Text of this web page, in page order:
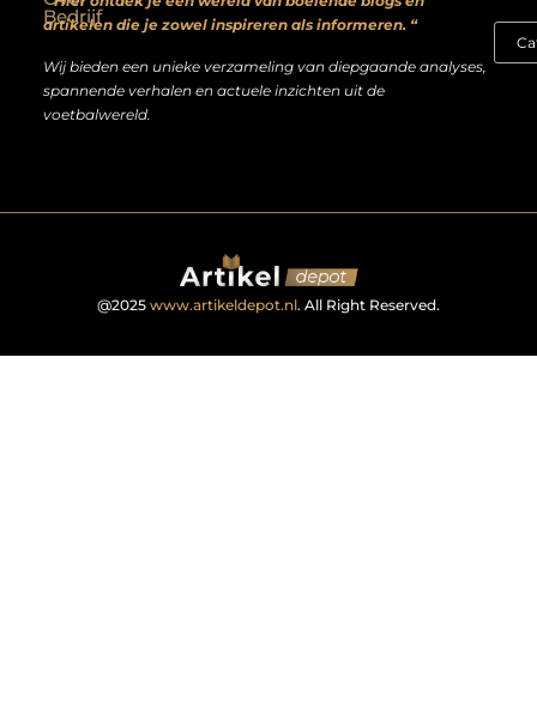
Bedrijf
artikelen die je zowel inspireren als informeren. “
Wij bieden een unieke verzameling van diepgaande analyses,
spannende verhalen en actuele inzichten uit de
voetbalwereld.
@2025 www.artikeldepot.nl. All Right Reserved.